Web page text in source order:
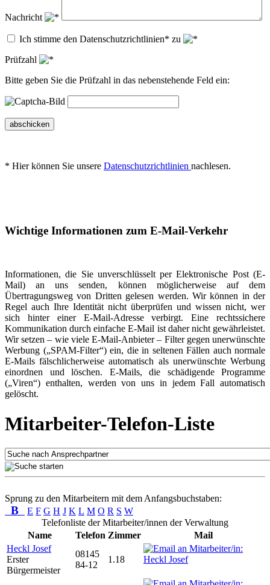
Nachricht
Ich stimme den Datenschutzrichtlinien* zu
Prüfzahl
Bitte geben Sie die Prüfzahl in das nebenstehende Feld ein:
abschicken
* Hier können Sie unsere Datenschutzrichtlinien nachlesen.
Wichtige Informationen zum E-Mail-Verkehr
Informationen, die Sie unverschlüsselt per Elektronische Post (E-
Mail) an uns senden, können möglicherweise auf dem
Übertragungsweg von Dritten gelesen werden. Wir können in der
Regel auch Ihre Identität nicht überprüfen und wissen nicht, wer
sich hinter einer E-Mail-Adresse verbirgt. Eine rechtssichere
Kommunikation durch einfache E-Mail ist daher nicht gewährleistet.
Wir setzen – wie viele E-Mail-Anbieter – Filter gegen unerwünschte
Werbung („SPAM-Filter“) ein, die in seltenen Fällen auch normale
E-Mails fälschlicherweise automatisch als unerwünschte Werbung
einordnen und löschen. E-Mails, die schädigende Programme
(„Viren“) enthalten, werden von uns in jedem Fall automatisch
gelöscht.
Mitarbeiter-Telefon-Liste
Sprung zu den Mitarbeitern mit dem Anfangsbuchstaben:
B E F G H J K L M O R S W
Telefonliste der Mitarbeiter/innen der Verwaltung
Name
Telefon Zimmer
Mail
Heckl Josef
Erster
Bürgermeister
08145
84-12
1.18